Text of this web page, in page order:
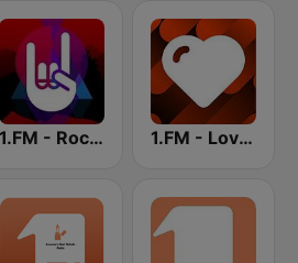
1.FM - Rock Classics 1.FM - Love Classics